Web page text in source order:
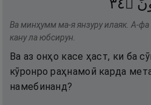
۝٤٣
Ва минҳумм ма-я янзуру илаяк. А-фа
кану ла юбсирун.
Ва аз онҳо касе ҳаст, ки ба
кӯронро раҳнамоӣ карда
намебинанд?